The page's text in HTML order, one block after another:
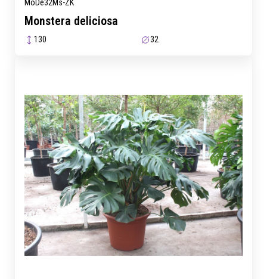
MoDe32Ms-ZK
Monstera deliciosa
130 32